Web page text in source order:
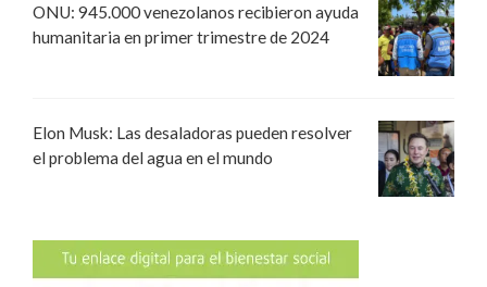
ONU: 945.000 venezolanos recibieron ayuda
humanitaria en primer trimestre de 2024
Elon Musk: Las desaladoras pueden resolver
el problema del agua en el mundo